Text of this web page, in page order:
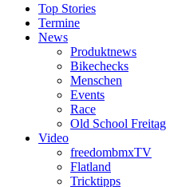
Top Stories
Termine
News
Produktnews
Bikechecks
Menschen
Events
Race
Old School Freitag
Video
freedombmxTV
Flatland
Tricktipps